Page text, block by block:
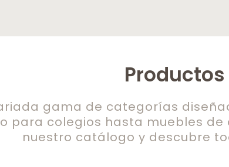
gama de categorías
para colegios hasta muebles de
nuestro catálogo y descubre